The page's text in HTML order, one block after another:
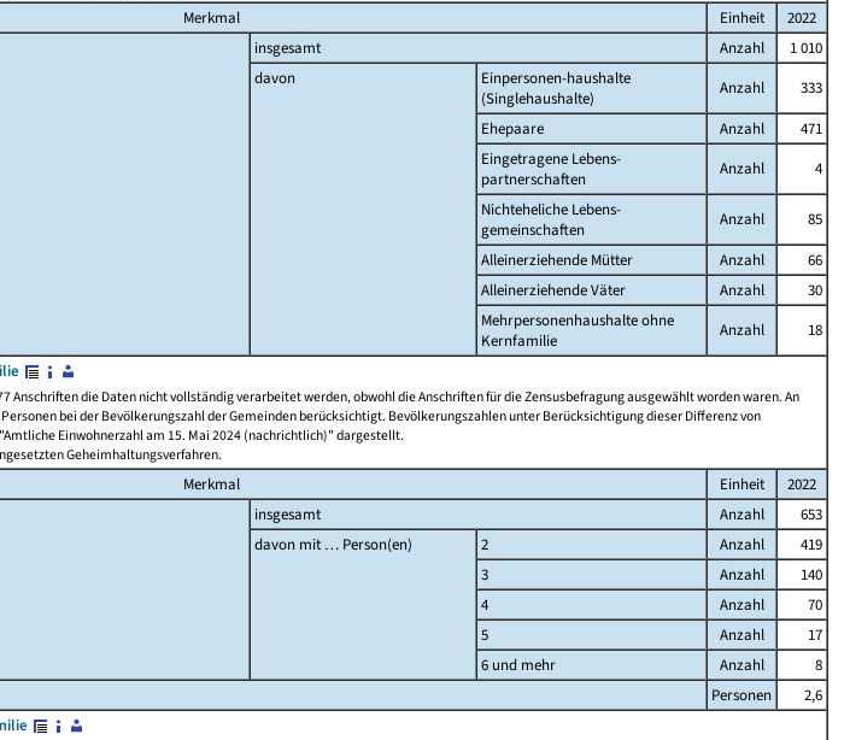
Merkmal Einheit
2022
insgesamt Anzahl
1 010
davon
Einpersonen-haushalte
(Singlehaushalte)
Anzahl
333
Ehepaare
Anzahl
471
Eingetragene Lebens-
partnerschaften
Anzahl
4
Nichteheliche Lebens-
gemeinschaften
Anzahl
85
Alleinerziehende Mütter
Anzahl
66
Alleinerziehende Väter
Anzahl
30
Mehrpersonenhaushalte ohne
Kernfamilie
Anzahl
18
Anschriften die Daten nicht vollständig verarbeitet werden, obwohl die Anschriften für die Zensusbefragung ausgewählt worden waren. An
bei der Bevölkerungszahl der Gemeinden berücksichtigt. Bevölkerungszahlen unter Berücksichtigung dieser Differenz von
Einwohnerzahl am 15. Mai 2024 (nachrichtlich)" dargestellt.
Geheimhaltungsverfahren.
Merkmal Einheit
2022
insgesamt Anzahl
653
davon mit … Person(en)
2 Anzahl
419
3
Anzahl
140
4
Anzahl
70
5
Anzahl
17
6 und mehr
Anzahl
8
Personen
2,6